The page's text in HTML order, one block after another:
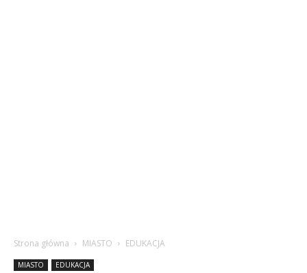
Strona główna MIASTO EDUKACJA
MIASTO EDUKACJA